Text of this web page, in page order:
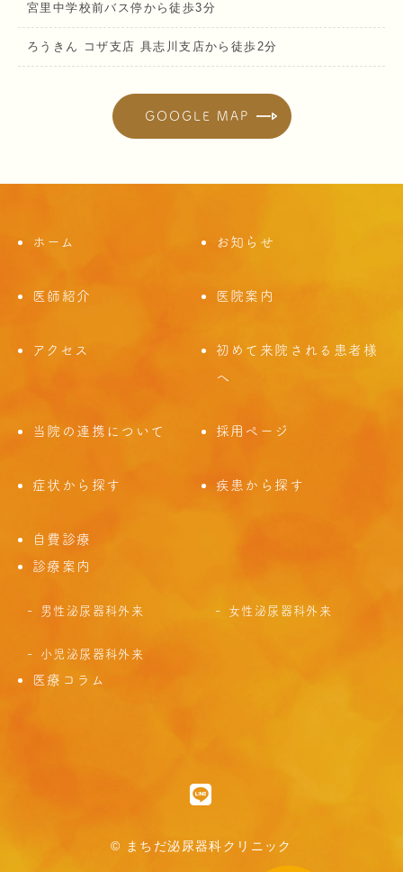
宮里中学校前バス停から徒歩3分
ろうきん コザ支店 具志川支店から徒歩2分
GOOGLE MAP
ホーム お知らせ
医師紹介 医院案内
アクセス
初めて来院される患者様
へ
当院の連携について 採用ページ
症状から探す 疾患から探す
自費診療
診療案内
男性泌尿器科外来 女性泌尿器科外来
小児泌尿器科外来
医療コラム
© まちだ泌尿器科クリニック